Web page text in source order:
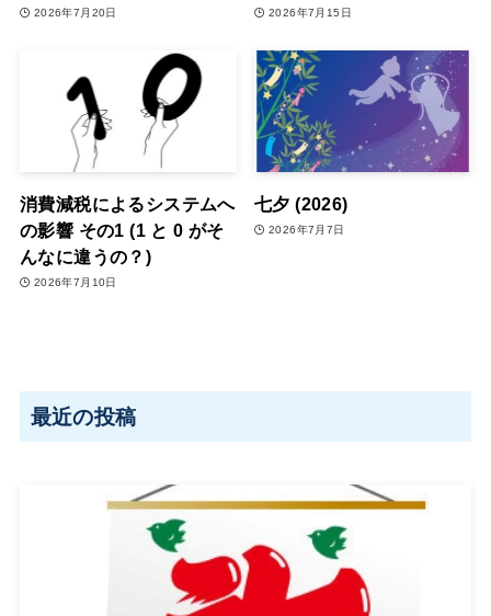
2026年7月20日 2026年7月15日
消費減税によるシステムへ
の影響 その1 (1 と 0 がそ
んなに違うの？)
2026年7月10日
七夕 (2026)
2026年7月7日
最近の投稿